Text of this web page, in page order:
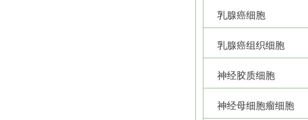
乳腺癌细胞
乳腺癌组织细胞
神经胶质细胞
神经母细胞瘤细胞